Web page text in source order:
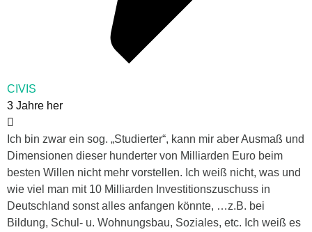
CIVIS
3 Jahre her
Ich bin zwar ein sog. „Studierter“, kann mir aber Ausmaß und
Dimensionen dieser hunderter von Milliarden Euro beim
besten Willen nicht mehr vorstellen. Ich weiß nicht, was und
wie viel man mit 10 Milliarden Investitionszuschuss in
Deutschland sonst alles anfangen könnte, …z.B. bei
Bildung, Schul- u. Wohnungsbau, Soziales, etc. Ich weiß es